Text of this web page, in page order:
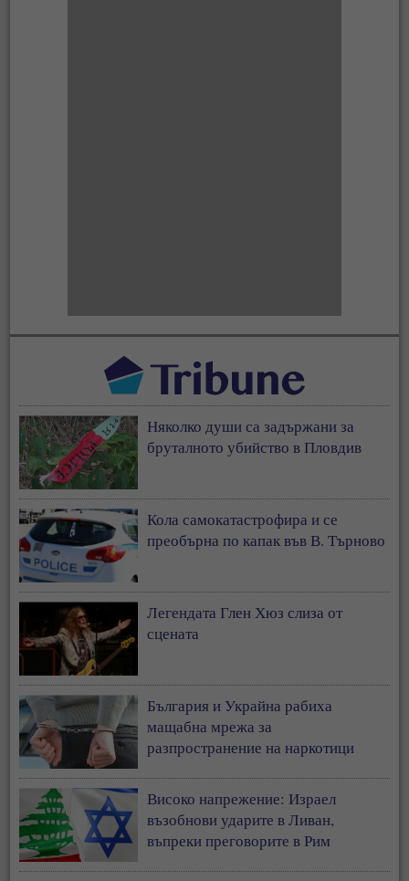
Няколко души са задържани за
бруталното убийство в Пловдив
Кола самокатастрофира и се
преобърна по капак във В. Търново
Легендата Глен Хюз слиза от
сцената
България и Украйна рабиха
мащабна мрежа за
разпространение на наркотици
Високо напрежение: Израел
възобнови ударите в Ливан,
въпреки преговорите в Рим